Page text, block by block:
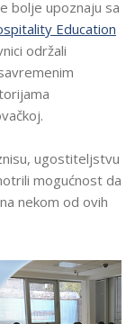
bolje upoznaju sa
Education
održali
ugostiteljstvu
mogućnost da
nekom od ovih